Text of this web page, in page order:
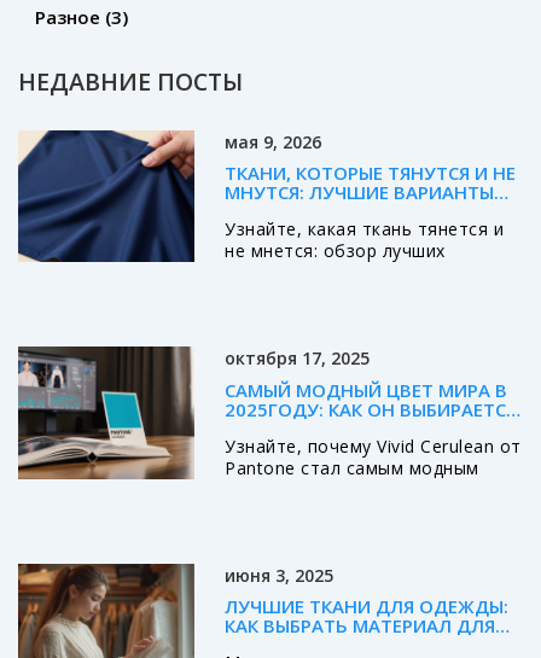
Разное (3)
НЕДАВНИЕ ПОСТЫ
мая 9, 2026
ТКАНИ, КОТОРЫЕ ТЯНУТСЯ И НЕ
МНУТСЯ: ЛУЧШИЕ ВАРИАНТЫ
Узнайте, какая ткань тянется и
не мнется: обзор лучших
октября 17, 2025
САМЫЙ МОДНЫЙ ЦВЕТ МИРА В
2025ГОДУ: КАК ОН ВЫБИРАЕТСЯ
Узнайте, почему Vivid Cerulean от
Pantone стал самым модным
июня 3, 2025
ЛУЧШИЕ ТКАНИ ДЛЯ ОДЕЖДЫ:
КАК ВЫБРАТЬ МАТЕРИАЛ ДЛЯ